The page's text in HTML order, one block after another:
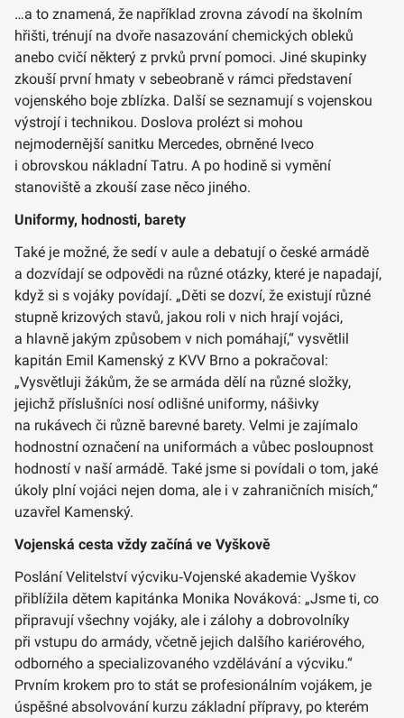
…a to znamená, že například zrovna závodí na školním
hřišti, trénují na dvoře nasazování chemických obleků
anebo cvičí některý z prvků první pomoci. Jiné skupinky
zkouší první hmaty v sebeobraně v rámci představení
vojenského boje zblízka. Další se seznamují s vojenskou
výstrojí i technikou. Doslova prolézt si mohou
nejmodernější sanitku Mercedes, obrněné Iveco
i obrovskou nákladní Tatru. A po hodině si vymění
stanoviště a zkouší zase něco jiného.
Uniformy, hodnosti, barety
Také je možné, že sedí v aule a debatují o české armádě
a dozvídají se odpovědi na různé otázky, které je napadají,
když si s vojáky povídají. „Děti se dozví, že existují různé
stupně krizových stavů, jakou roli v nich hrají vojáci,
a hlavně jakým způsobem v nich pomáhají,“ vysvětlil
kapitán Emil Kamenský z KVV Brno a pokračoval:
„Vysvětluji žákům, že se armáda dělí na různé složky,
jejichž příslušníci nosí odlišné uniformy, nášivky
na rukávech či různě barevné barety. Velmi je zajímalo
hodnostní označení na uniformách a vůbec posloupnost
hodností v naší armádě. Také jsme si povídali o tom, jaké
úkoly plní vojáci nejen doma, ale i v zahraničních misích,“
uzavřel Kamenský.
Vojenská cesta vždy začíná ve Vyškově
Poslání Velitelství výcviku‑Vojenské akademie Vyškov
přiblížila dětem kapitánka Monika Nováková: „Jsme ti, co
připravují všechny vojáky, ale i zálohy a dobrovolníky
při vstupu do armády, včetně jejich dalšího kariérového,
odborného a specializovaného vzdělávání a výcviku.“
Prvním krokem pro to stát se profesionálním vojákem, je
úspěšné absolvování kurzu základní přípravy, po kterém